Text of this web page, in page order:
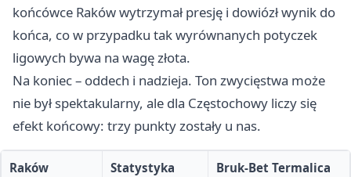
końcówce Raków wytrzymał presję i dowiózł wynik do
końca, co w przypadku tak wyrównanych potyczek
ligowych bywa na wagę złota.
Na koniec – oddech i nadzieja. Ton zwycięstwa może
nie był spektakularny, ale dla Częstochowy liczy się
efekt końcowy: trzy punkty zostały u nas.
Raków
Statystyka
Bruk-Bet Termalica